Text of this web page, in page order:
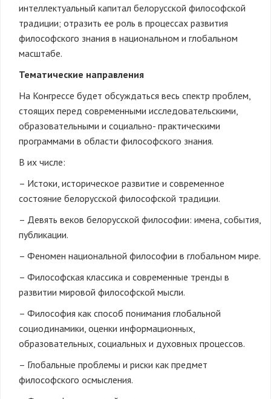
интеллектуальный капитал белорусской философской
традиции; отразить ее роль в процессах развития
философского знания в национальном и глобальном
масштабе.
Тематические направления
На Конгрессе будет обсуждаться весь спектр проблем,
стоящих перед современными исследовательскими,
образовательными и социально- практическими
программами в области философского знания.
В их числе:
– Истоки, историческое развитие и современное
состояние белорусской философской традиции.
– Девять веков белорусской философии: имена, события,
публикации.
– Феномен национальной философии в глобальном мире.
– Философская классика и современные тренды в
развитии мировой философской мысли.
– Философия как способ понимания глобальной
социодинамики, оценки информационных,
образовательных, социальных и духовных процессов.
– Глобальные проблемы и риски как предмет
философского осмысления.